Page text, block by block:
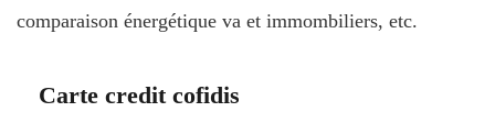
comparaison énergétique va et immombiliers, etc.
Carte credit cofidis